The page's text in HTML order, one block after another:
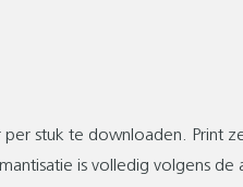
stuk te downloaden. Print
is volledig volgens